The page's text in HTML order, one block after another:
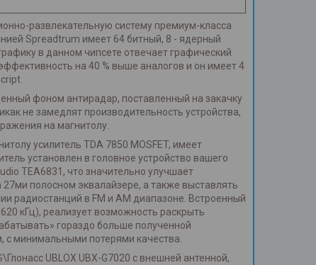
развлекательную систему премиум-класса
Spreadtrum имеет 64 битный, 8 - ядерный
в данном чипсете отвечает графический
на 40 % выше аналогов и он имеет 4
фоном антирадар, поставленный на закачку
не замедлят производительность устройства,
на магнитолу.
усилитель TDA 7850 MOSFET, имеет
установлен в головное устройство вашего
TEA6831, что значительно улучшает
полосном эквалайзере, а также выставлять
радиостанций в FM и AM диапазоне. Встроенный
кГц), реализует возможность раскрыть
гораздо больше полученной
с минимальными потерями качества.
UBLOX UBX-G7020 с внешней антенной,